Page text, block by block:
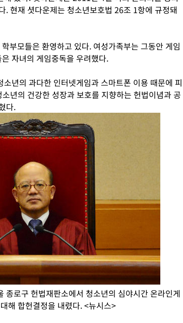
현재 셧다운제는 청소년보호법 26조 1항에 규정돼
부모들은 환영하고 있다. 여성가족부는 그동안 게임
자녀의 게임중독을 우려했다.
년의 과다한 인터넷게임과 스마트폰 이용 때문에 피
년의 건강한 성장과 보호를 지향하는 헌법이념과 공
다.
로구 헌법재판소에서 청소년의 심야시간 온라인게
해 합헌결정을 내렸다. <뉴시스>